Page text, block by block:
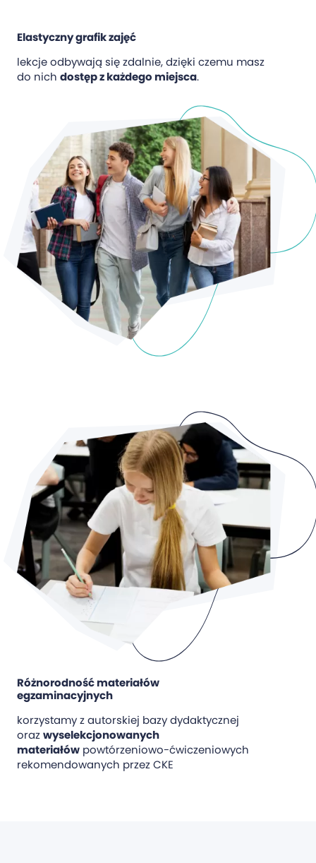
Elastyczny grafik zajęć
lekcje odbywają się zdalnie, dzięki czemu masz
do nich dostęp z każdego miejsca.
Różnorodność materiałów
egzaminacyjnych
korzystamy z autorskiej bazy dydaktycznej
orazwyselekcjonowanych
materiałów powtórzeniowo-ćwiczeniowych
rekomendowanych przez CKE